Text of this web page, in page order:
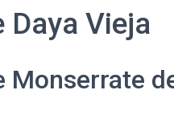
Vieja
Monserrate